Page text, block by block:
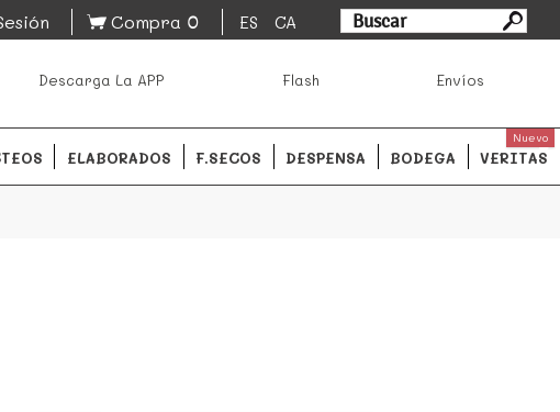
locales.
Compra 0 ES CA
Descarga La APP Flash Envíos
ELABORADOS F.SECOS DESPENSA BODEGA VERITAS
Nuevo